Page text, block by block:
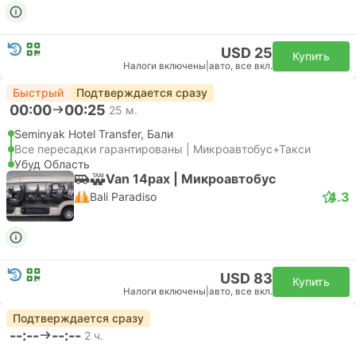
USD 25
Налоги включены авто, все вкл.
Купить
Быстрый Подтверждается сразу
00:00 00:25 25 м.
Seminyak Hotel Transfer, Бали
Все пересадки гарантированы | Микроавтобус+Такси
Убуд Область
Van 14pax | Микроавтобус
Bali Paradiso 4.3
USD 83
Налоги включены авто, все вкл.
Купить
Подтверждается сразу
--:-- --:-- 2 ч.